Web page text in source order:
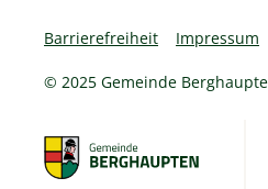
Barrierefreiheit Impressum
© 2025 Gemeinde